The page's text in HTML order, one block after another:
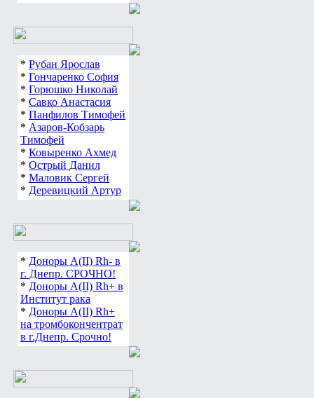
* Рубан Ярослав
* Гончаренко София
* Горюшко Николай
* Савко Анастасия
* Панфилов Тимофей
* Азаров-Кобзарь
Тимофей
* Ковыренко Ахмед
* Острый Данил
* Маловик Сергей
* Деревицкий Артур
* Доноры А(ІІ) Rh- в
г. Днепр. СРОЧНО!
* Доноры А(ІІ) Rh+ в
Институт рака
* Доноры А(ІІ) Rh+
на тромбокончентрат
в г.Днепр. Срочно!